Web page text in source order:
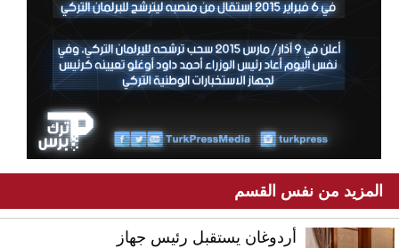
المزيد من نفس القسم
أردوغان يستقبل رئيس جهاز